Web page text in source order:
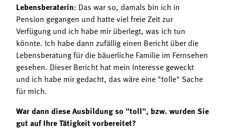
Lebensberaterin: Das war so, damals bin ich in
Pension gegangen und hatte viel freie Zeit zur
Verfügung und ich habe mir überlegt, was ich tun
könnte. Ich habe dann zufällig einen Bericht über die
Lebensberatung für die bäuerliche Familie im Fernsehen
gesehen. Dieser Bericht hat mein Interesse geweckt
und ich habe mir gedacht, das wäre eine "tolle" Sache
für mich.
War dann diese Ausbildung so "toll", bzw. wurden Sie
gut auf Ihre Tätigkeit vorbereitet?